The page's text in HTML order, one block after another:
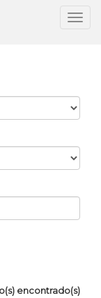
encontrado(s)